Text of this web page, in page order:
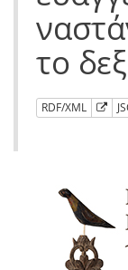
το
RDF/XML